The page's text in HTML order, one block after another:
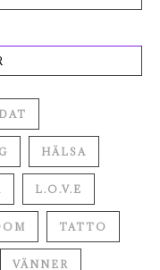
HÄLSA
L.O.V.E
TATTO
VÄNNER